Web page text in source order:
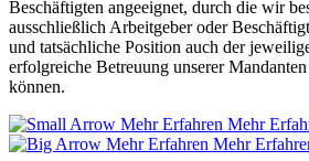
Beschäftigten angeeignet, durch die wir
ausschließlich Arbeitgeber oder
und tatsächliche Position auch der
erfolgreiche Betreuung unserer
können.
Mehr Erfahren Mehr
Mehr Erfahren Mehr